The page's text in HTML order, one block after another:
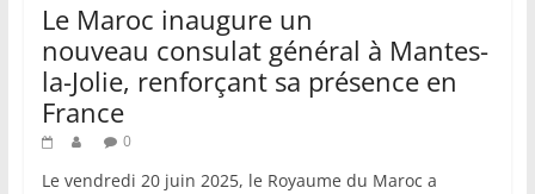
Le Maroc inaugure un
nouveau consulat général à Mantes-
la-Jolie, renforçant sa présence en
France
0
Le vendredi 20 juin 2025, le Royaume du Maroc a